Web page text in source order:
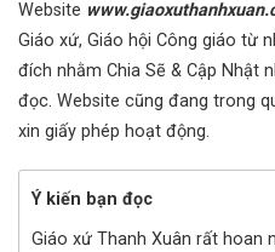
Website
Giáo xứ, Giáo hội Công giáo từ
đích nhằm Chia Sẽ & Cập Nhật
đọc. Website cũng đang trong
xin giấy phép hoạt động.
Ý kiến bạn đọc
Giáo xứ Thanh Xuân rất hoan